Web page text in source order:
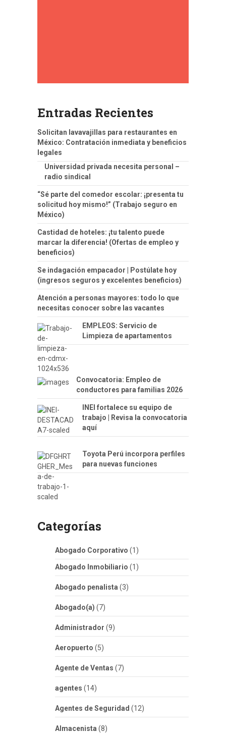
Entradas Recientes
Solicitan lavavajillas para restaurantes en
México: Contratación inmediata y beneficios
legales
Universidad privada necesita personal –
radio sindical
“Sé parte del comedor escolar: ¡presenta tu
solicitud hoy mismo!” (Trabajo seguro en
México)
Castidad de hoteles: ¡tu talento puede
marcar la diferencia! (Ofertas de empleo y
beneficios)
Se indagación empacador | Postúlate hoy
(ingresos seguros y excelentes beneficios)
Atención a personas mayores: todo lo que
necesitas conocer sobre las vacantes
EMPLEOS: Servicio de
Limpieza de apartamentos
Convocatoria: Empleo de
conductores para familias 2026
INEI fortalece su equipo de
trabajo | Revisa la convocatoria
aquí
Toyota Perú incorpora perfiles
para nuevas funciones
Categorías
Abogado Corporativo (1)
Abogado Inmobiliario (1)
Abogado penalista (3)
Abogado(a) (7)
Administrador (9)
Aeropuerto (5)
Agente de Ventas (7)
agentes (14)
Agentes de Seguridad (12)
Almacenista (8)